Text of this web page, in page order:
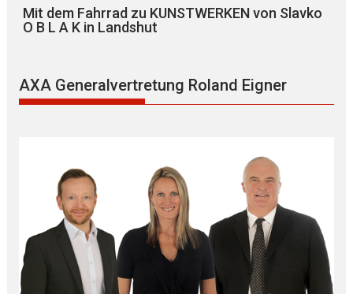
Mit dem Fahrrad zu KUNSTWERKEN von Slavko
O B L A K in Landshut
AXA Generalvertretung Roland Eigner